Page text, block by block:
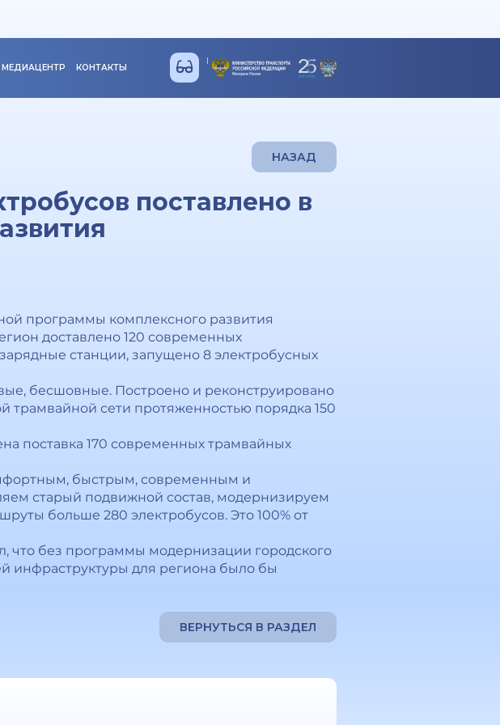
МЕДИАЦЕНТР КОНТАКТЫ
НАЗАД
поставлено в
программы комплексного развития
доставлено 120 современных
станции, запущено 8 электробусных
бесшовные. Построено и реконструировано
трамвайной сети протяженностью порядка 150
поставка 170 современных трамвайных
быстрым, современным и
старый подвижной состав, модернизируем
больше 280 электробусов. Это 100% от
что без программы модернизации городского
инфраструктуры для региона было бы
ВЕРНУТЬСЯ В РАЗДЕЛ